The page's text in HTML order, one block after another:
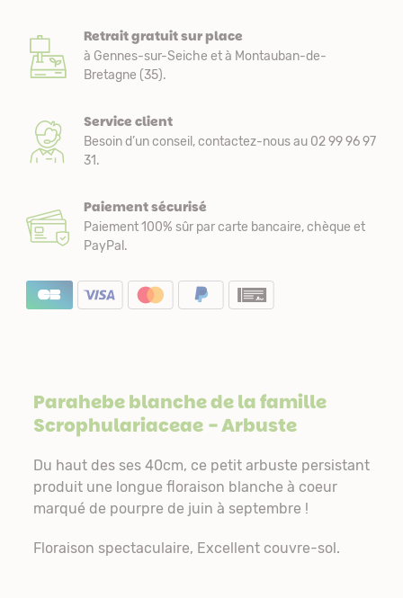
Retrait gratuit sur place
à Gennes-sur-Seiche et à Montauban-de-
Bretagne (35).
Service client
Besoin d’un conseil, contactez-nous au 02 99 96 97
31.
Paiement sécurisé
Paiement 100% sûr par carte bancaire, chèque et
PayPal.
Parahebe blanche de la famille
Scrophulariaceae- Arbuste
Du haut des ses 40cm, ce petit arbuste persistant
produit une longue floraison blanche à coeur
marqué de pourpre de juin à septembre !
Floraison spectaculaire, Excellent couvre-sol.